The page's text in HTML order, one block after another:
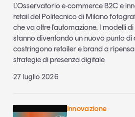
L'Osservatorio e-commerce B2C e
retail del Politecnico di Milano
che va oltre l'automazione. I modelli
stanno diventando un nuovo punto
costringono retailer e brand a
strategie di presenza digitale
27 luglio 2026
Innovazione